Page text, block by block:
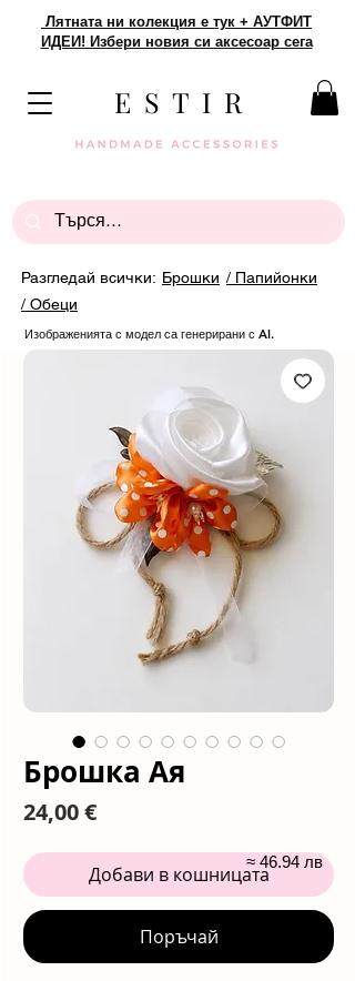
Лятната ни колекция е тук + АУТФИТ
ИДЕИ! Избери новия си аксесоар сега
E S T I R
Разгледай всички: Брошки / Папийонки
/ Обеци
Изображенията с модел са генерирани с AI.
Брошка Ая
24,00 €Цена
Добави в кошницата
Поръчай
≈ 46.94 лв